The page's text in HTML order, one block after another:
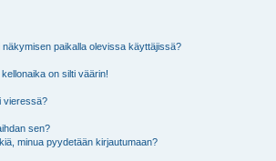
paikalla olevissa käyttäjissä?
on silti väärin!
vieressä?
sen?
minua pyydetään kirjautumaan?